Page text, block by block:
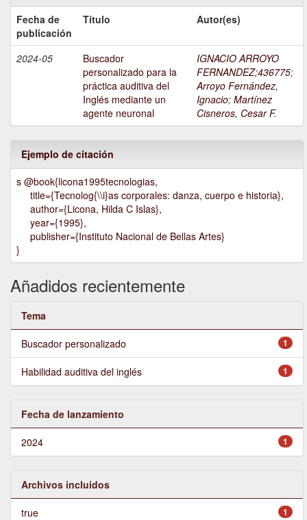
Fecha de
publicación
Título Autor(es)
2024-05
Buscador
personalizado para la
práctica auditiva del
Inglés mediante un
agente neuronal
IGNACIO ARROYO
FERNANDEZ;436775;
Arroyo Fernández,
Ignacio; Martínez
Cisneros, Cesar F.
Ejemplo de citación
s @book{licona1995tecnologias,
title={Tecnolog{\\i}as corporales: danza, cuerpo e historia},
author={Licona, Hilda C Islas},
year={1995},
publisher={Instituto Nacional de Bellas Artes}
}
Añadidos recientemente
Tema
1
Buscador personalizado
1
Habilidad auditiva del inglés
Fecha de lanzamiento
1
2024
Archivos incluidos
1
true